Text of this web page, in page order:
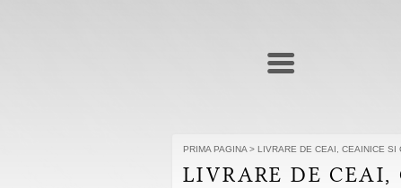
PRIMA PAGINA > LIVRARE DE CEAI, CEAINICE SI
LIVRARE DE